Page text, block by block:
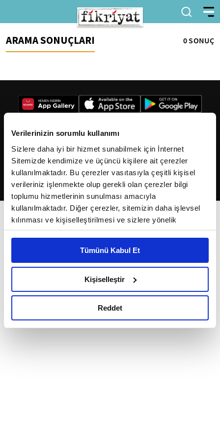
Verilerinizin sorumlu kullanımı
Sizlere daha iyi bir hizmet sunabilmek için İnternet
Sitemizde kendimize ve üçüncü kişilere ait çerezler
kullanılmaktadır. Bu çerezler vasıtasıyla çeşitli kişisel
verileriniz işlenmekte olup gerekli olan çerezler bilgi
toplumu hizmetlerinin sunulması amacıyla
kullanılmaktadır. Diğer çerezler, sitemizin daha işlevsel
kılınması ve kişiselleştirilmesi ve sizlere yönelik
reklam/pazarlama faaliyetlerinin yapılması, amaçlarıyla
Çerezlere ilişkin tercihlerinizi çerez paneli vasıtasıyla
belirleyebilirsiniz. Çerezlere ilişkin detaylı bilgi için
Ayarlar butonuna tıklayabilir,Çerez Bilgilendirme
Metnimizi ziyaret edebilirsiniz.
okumak ve sitemizi ziyaretiniz kapsamında
Tümünü Kabul Et
Kişiselleştir
Reddet
ARAMA SONUÇLARI 0 SONUÇ
2026Fikriyat. Tüm hakları saklıdır.